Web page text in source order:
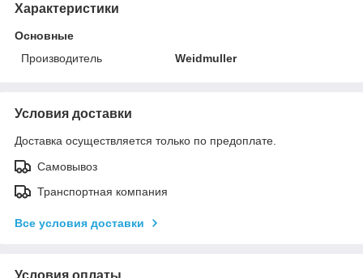
Характеристики
Основные
Производитель
Weidmuller
Условия доставки
Доставка осуществляется только по предоплате.
Самовывоз
Транспортная компания
Все условия доставки
Условия оплаты